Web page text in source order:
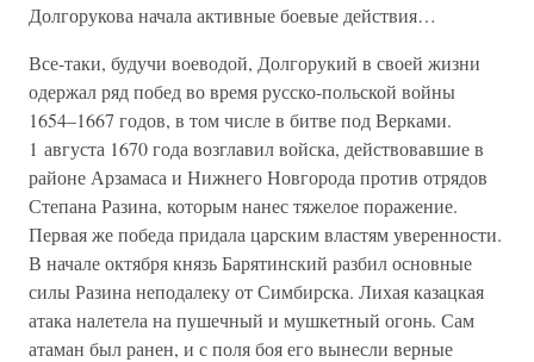
Долгорукова начала активные боевые действия…
Все-таки, будучи воеводой, Долгорукий в своей жизни
одержал ряд побед во время русско-польской войны
1654–1667 годов, в том числе в битве под Верками.
1 августа 1670 года возглавил войска, действовавшие в
районе Арзамаса и Нижнего Новгорода против отрядов
Степана Разина, которым нанес тяжелое поражение.
Первая же победа придала царским властям уверенности.
В начале октября князь Барятинский разбил основные
силы Разина неподалеку от Симбирска. Лихая казацкая
атака налетела на пушечный и мушкетный огонь. Сам
атаман был ранен, и с поля боя его вынесли верные